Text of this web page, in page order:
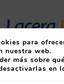
para
nuestra web.
más sobre
en